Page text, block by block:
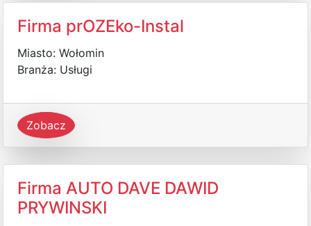
Firma prOZEko-Instal
Miasto: Wołomin
Branża: Usługi
Zobacz
Firma AUTO DAVE DAWID
PRYWINSKI